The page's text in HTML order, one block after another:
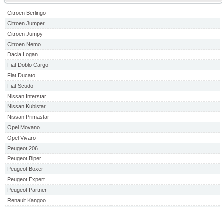
Citroen Berlingo
Citroen Jumper
Citroen Jumpy
Citroen Nemo
Dacia Logan
Fiat Doblo Cargo
Fiat Ducato
Fiat Scudo
Nissan Interstar
Nissan Kubistar
Nissan Primastar
Opel Movano
Opel Vivaro
Peugeot 206
Peugeot Biper
Peugeot Boxer
Peugeot Expert
Peugeot Partner
Renault Kangoo